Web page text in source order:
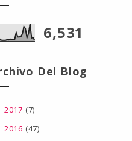
6,531
Del Blog
2017 (7)
2016 (47)